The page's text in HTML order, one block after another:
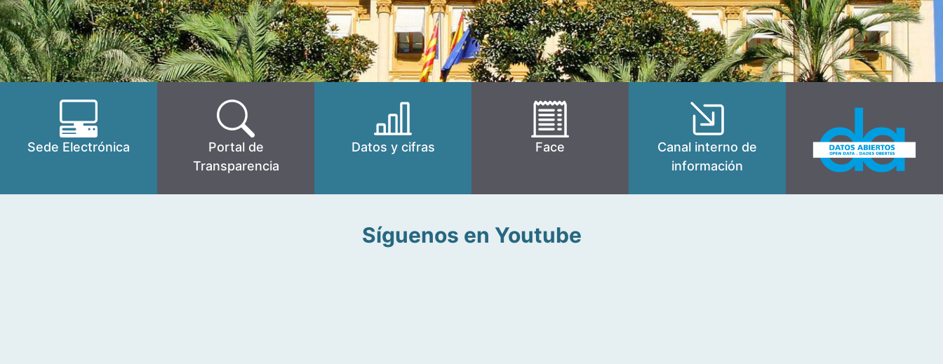
Sede Electrónica
Portal de
Transparencia
Datos y cifras Face
Canal interno de
información
Síguenos en Youtube